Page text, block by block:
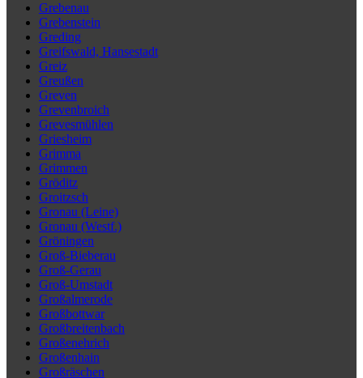
Grebenau
Grebenstein
Greding
Greifswald, Hansestadt
Greiz
Greußen
Greven
Grevenbroich
Grevesmühlen
Griesheim
Grimma
Grimmen
Gröditz
Groitzsch
Gronau (Leine)
Gronau (Westf.)
Gröningen
Groß-Bieberau
Groß-Gerau
Groß-Umstadt
Großalmerode
Großbottwar
Großbreitenbach
Großenehrich
Großenhain
Großräschen